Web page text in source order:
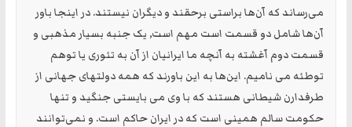
می‌رساند که آن‌ها براستی برحقند و دیگران نیستند. در اینجا باور
آن‌ها شامل دو قسمت است مهم است, یک جنبه بسیار مذهبی و
قسمت دوم آغشته به آنچه ما ایرانیان از آن به تئوری یا توهم
توطئه می نامیم. این‌ها به این باورند که همه دولتهای جهانی از
طرفدارن شیطانی هستند که با وی می بایستی جنگید و تنها
حکومت سالم همینی است که در ایران حاکم است. و نمی‌توانند